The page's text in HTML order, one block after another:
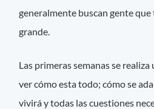
generalmente buscan gente
grande.
Las primeras semanas se realiza
ver cómo esta todo; cómo se
vivirá y todas las cuestiones